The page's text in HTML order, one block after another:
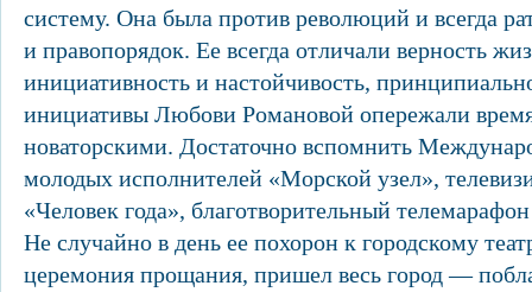
систему. Она была против революций и всегда
и правопорядок. Ее всегда отличали верность
инициативность и настойчивость,
инициативы Любови Романовой опережали
новаторскими. Достаточно вспомнить
молодых исполнителей «Морской узел»,
«Человек года», благотворительный
Не случайно в день ее похорон к городскому
церемония прощания, пришел весь город —